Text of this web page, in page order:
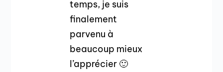
temps, je suis
finalement
parvenu à
beaucoup mieux
l’apprécier 🙂